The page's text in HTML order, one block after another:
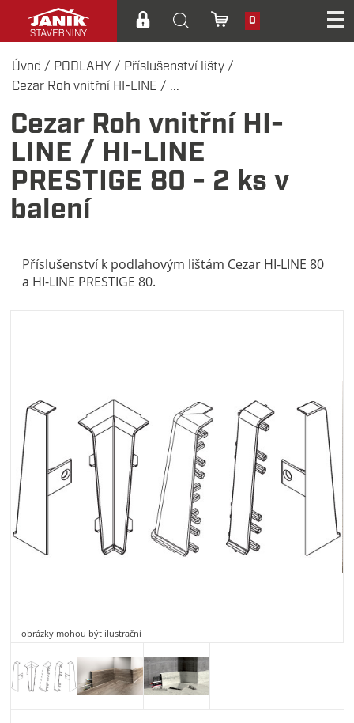
0
Úvod / PODLAHY / Příslušenství lišty /
Cezar Roh vnitřní HI-LINE / ...
Cezar Roh vnitřní HI-
LINE / HI-LINE
PRESTIGE 80 - 2 ks v
balení
Příslušenství k podlahovým lištám Cezar HI-LINE 80
a HI-LINE PRESTIGE 80.
obrázky mohou být ilustrační